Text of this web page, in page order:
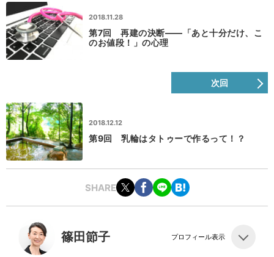
2018.11.28
第7回 再建の決断――「あと十分だけ、こ
のお値段！」の心理
次回
2018.12.12
第9回 乳輪はタトゥーで作るって！？
SHARE
篠田節子 プロフィール表示